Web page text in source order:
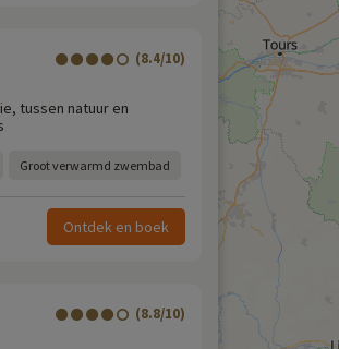
(8.4/10)
tussen natuur en
Groot verwarmd zwembad
Ontdek en boek
(8.8/10)